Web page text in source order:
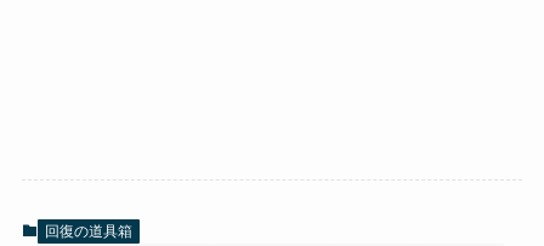
回復の道具箱